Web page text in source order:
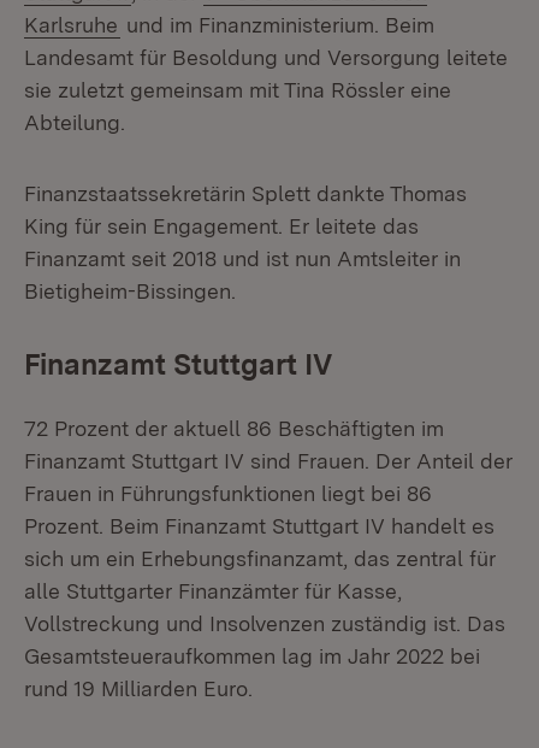
Karlsruhe (Öffnet in neuem Fenster)
und im Finanzministerium. Beim
Landesamt für Besoldung und Versorgung leitete
sie zuletzt gemeinsam mit Tina Rössler eine
Abteilung.
Finanzstaatssekretärin Splett dankte Thomas
King für sein Engagement. Er leitete das
Finanzamt seit 2018 und ist nun Amtsleiter in
Bietigheim-Bissingen.
Finanzamt Stuttgart IV
72 Prozent der aktuell 86 Beschäftigten im
Finanzamt Stuttgart IV sind Frauen. Der Anteil der
Frauen in Führungsfunktionen liegt bei 86
Prozent. Beim Finanzamt Stuttgart IV handelt es
sich um ein Erhebungsfinanzamt, das zentral für
alle Stuttgarter Finanzämter für Kasse,
Vollstreckung und Insolvenzen zuständig ist. Das
Gesamtsteueraufkommen lag im Jahr 2022 bei
rund 19 Milliarden Euro.